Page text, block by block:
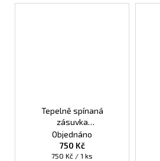
Tepelně spínaná
zásuvka
programovatelná TS10
Objednáno
750 Kč
Měrná
750 Kč / 1 ks